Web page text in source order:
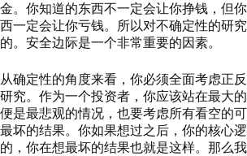
金。你知道的东西不一定会让你挣钱，但
西一定会让你亏钱。所以对不确定性的研
的。安全边际是一个非常重要的因素。
从确定性的角度来看，你必须全面考虑正
研究。作为一个投资者，你应该站在最大
便是最悲观的情况，也要考虑所有看空的
最坏的结果。你如果想过之后，你的核心
的，你在想最坏的结果也就是这样。那么